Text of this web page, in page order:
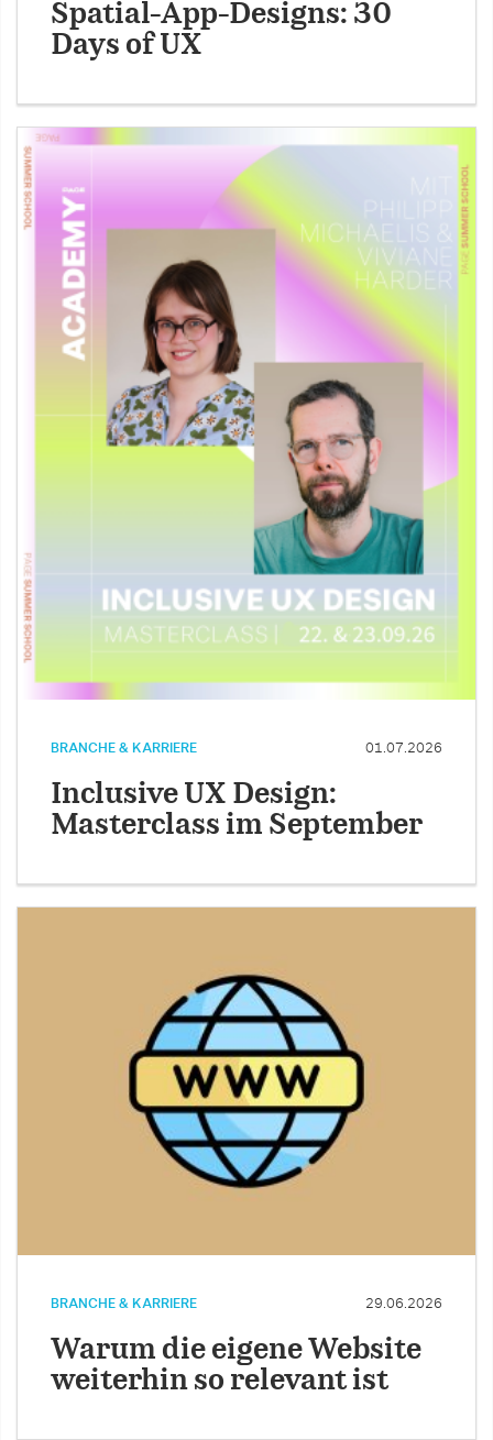
Spatial-App-Designs: 30
Days of UX
BRANCHE & KARRIERE 01.07.2026
Inclusive UX Design:
Masterclass im September
BRANCHE & KARRIERE 29.06.2026
Warum die eigene Website
weiterhin so relevant ist